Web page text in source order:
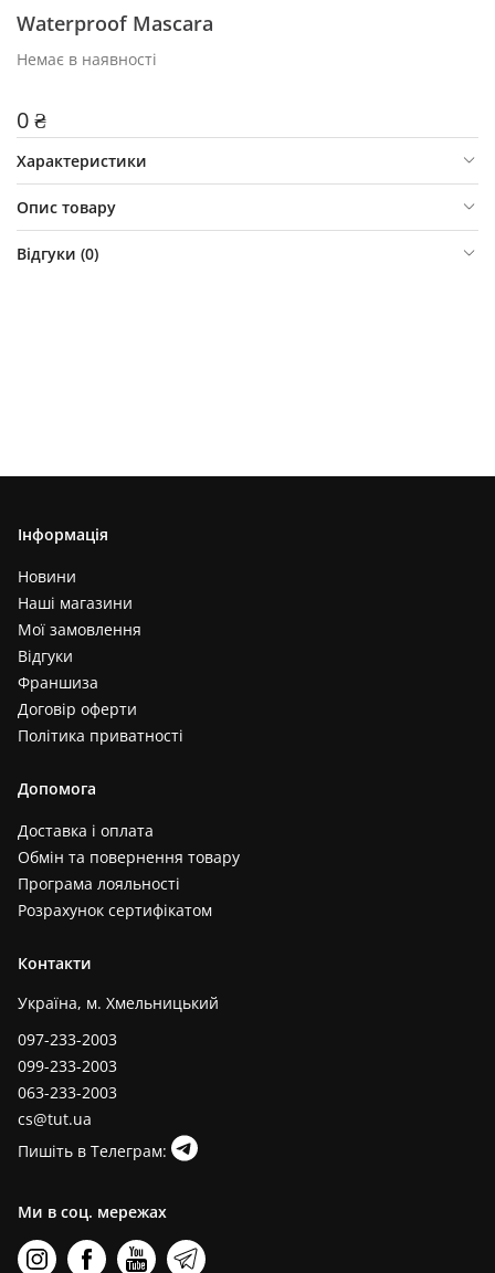
Waterproof Mascara
Немає в наявності
0 ₴
Характеристики
Опис товару
Відгуки (0)
Інформація
Новини
Наші магазини
Мої замовлення
Відгуки
Франшиза
Договір оферти
Політика приватності
Допомога
Доставка і оплата
Обмін та повернення товару
Програма лояльності
Розрахунок сертифікатом
Контакти
Україна, м. Хмельницький
097-233-2003
099-233-2003
063-233-2003
cs@tut.ua
Пишіть в Телеграм:
Ми в соц. мережах